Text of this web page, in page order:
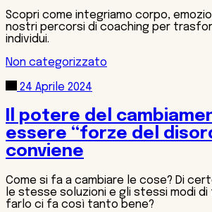
Scopri come integriamo corpo,
nostri percorsi di coaching per
individui.
Non categorizzato
24 Aprile 2024
Il potere del
essere “forze del
conviene
Come si fa a cambiare le cose? Di
le stesse soluzioni e gli stessi modi di
farlo ci fa così tanto bene?